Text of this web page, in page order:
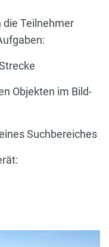
die Teilnehmer
Objekten im Bild-
Suchbereiches